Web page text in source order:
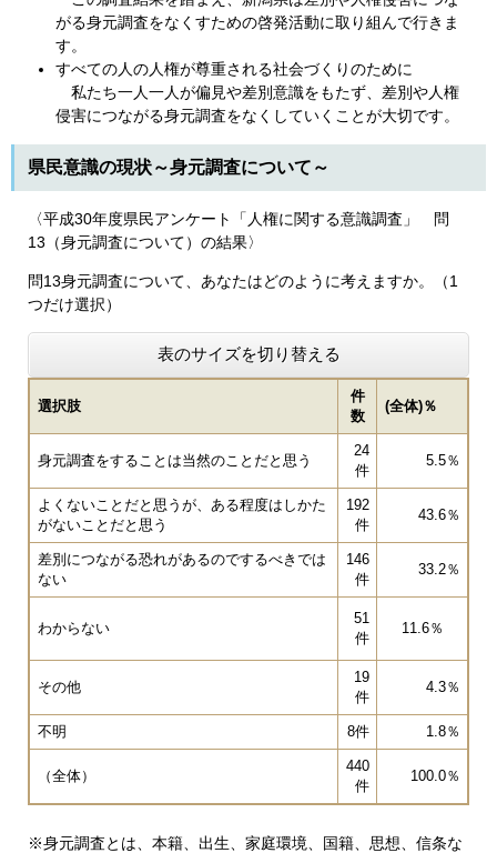
がる身元調査をなくすための啓発活動に取り組んで行きま
す。
すべての人の人権が尊重される社会づくりのために
私たち一人一人が偏見や差別意識をもたず、差別や人権
侵害につながる身元調査をなくしていくことが大切です。
県民意識の現状～身元調査について～
〈平成30年度県民アンケート「人権に関する意識調査」 問
13（身元調査について）の結果〉
問13身元調査について、あなたはどのように考えますか。（1
つだけ選択）
表のサイズを切り替える
選択肢
件
数
(全体)％
身元調査をすることは当然のことだと思う
24
件
5.5％
よくないことだと思うが、ある程度はしかた
がないことだと思う
192
件
43.6％
差別につながる恐れがあるのでするべきでは
ない
146
件
33.2％
わからない
51
件
11.6％
その他
19
件
4.3％
不明 8件 1.8％
（全体）
440
件
100.0％
※身元調査とは、本籍、出生、家庭環境、国籍、思想、信条な